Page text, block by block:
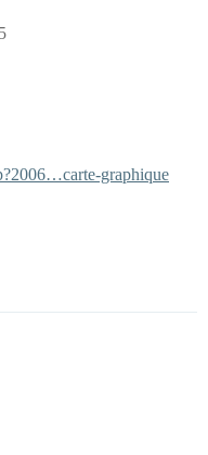
graphique